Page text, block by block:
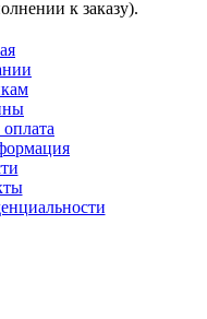
к заказу).